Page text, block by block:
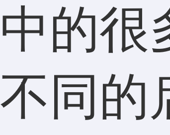
中的很
不同的